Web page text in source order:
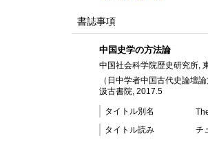
書誌事項
中国史学の方法論
中国社会科学院歴史研究所,
（日中学者中国古代史論壇論
汲古書院, 2017.5
タイトル別名
タイトル読み
チ